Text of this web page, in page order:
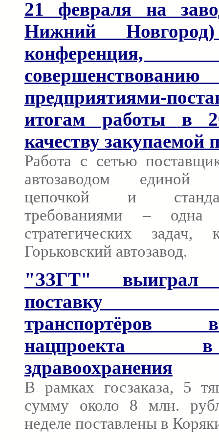
21 февраля на
Нижний Новгород)
конференция,
предприятиями-
итогам работы в
качеству закупаемой
Работа с сетью
автозаводом единой
цепочкой и
требованиями – одна
стратегических задач,
Горьковский автозавод.
"ЗЗГТ" выиграл
поставку
нацпроекта
здравоохранения
В рамках госзаказа, 5
сумму около 8 млн.
неделе поставлены в